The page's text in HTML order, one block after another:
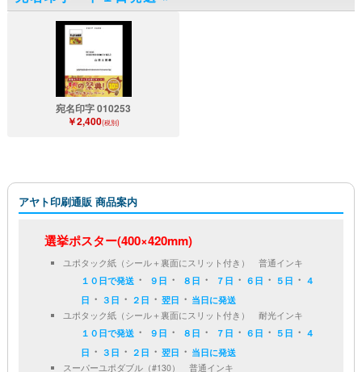
宛名印字 010253
￥2,400(税別)
アヤト印刷通販 商品案内
選挙ポスター(400×420mm)
ユポタック紙（シール＋裏面にスリット付き） 普通インキ
１０日で発送 ・ ９日 ・ ８日 ・ ７日 ・ ６日 ・ ５日 ・ ４
日 ・ ３日 ・ ２日 ・翌日 ・ 当日に発送
ユポタック紙（シール＋裏面にスリット付き） 耐光インキ
１０日で発送 ・ ９日 ・ ８日 ・ ７日 ・ ６日 ・ ５日 ・ ４
日 ・ ３日 ・ ２日 ・翌日 ・ 当日に発送
スーパーユポダブル（#130） 普通インキ